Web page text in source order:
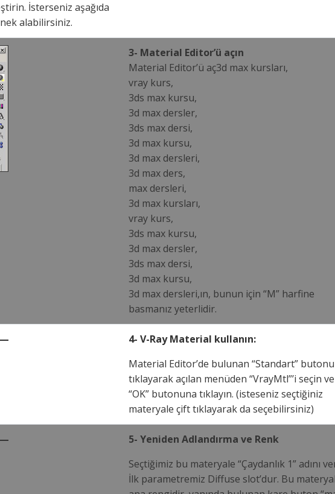
İsterseniz aşağıda
alabilirsiniz.
3- Material Editor’ü açın
Material Editor’ü aç3d max kursları,
vray kurs,
3ds max kursu,
3d max dersler,
3ds max dersi,
3d max kursu,
3d max dersleri,
3d max ders,
max dersleri,
3d max kursları,
vray kurs,
3ds max kursu,
3d max dersler,
3ds max dersi,
3d max kursu,
3d max dersleri,ın, bunun için “M” harfine
basmanız yeterlidir.
4- V-Ray Material kullanın:
Material Editor’de bulunan “Standart”
tıklayarak açılan menüden “VrayMtl”’i seçin ve
“OK” butonuna tıklayın. (isteseniz seçtiğiniz
materyale çift tıklayarak da seçebilirsiniz)
5- Yeniden Adlandırma ve Renk
Seçtiğimiz bu materyale “Çaydanlık 1” adını
İlk parametremiz Diffuse slot’dur. Bu